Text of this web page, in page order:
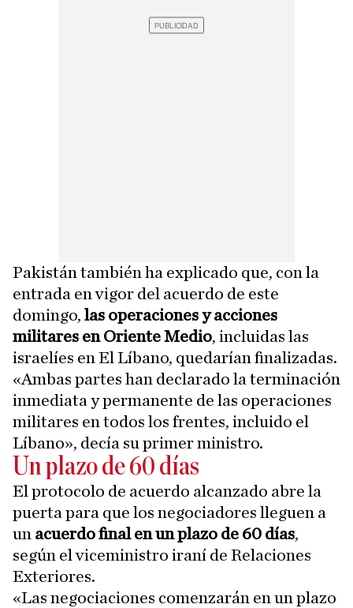
Pakistán también ha explicado que, con la
entrada en vigor del acuerdo de este
domingo, las operaciones y acciones
militares en Oriente Medio, incluidas las
israelíes en El Líbano, quedarían finalizadas.
«Ambas partes han declarado la terminación
inmediata y permanente de las operaciones
militares en todos los frentes, incluido el
Líbano», decía su primer ministro.
Un plazo de 60 días
El protocolo de acuerdo alcanzado abre la
puerta para que los negociadores lleguen a
un acuerdo final en un plazo de 60 días,
según el viceministro iraní de Relaciones
Exteriores.
«Las negociaciones comenzarán en un plazo